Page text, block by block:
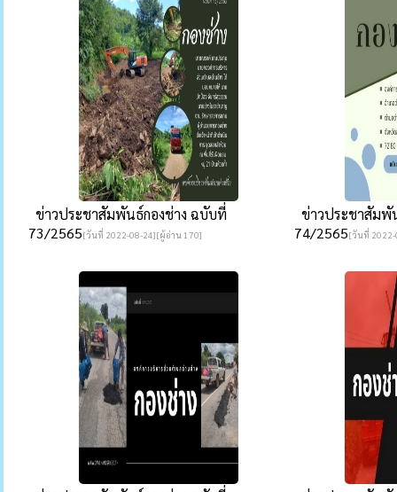
ข่าวประชาสัมพันธ์กองช่าง ฉบับที่
73/2565[วันที่ 2022-08-24][ผู้อ่าน 170]
ข่าวประชาสัมพั
74/2565[วันที่